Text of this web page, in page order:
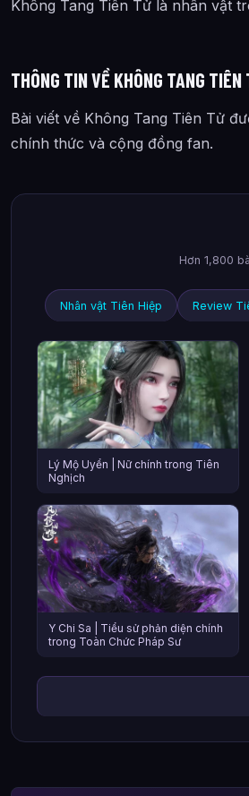
Không Tang Tiên Tử là nhân vật
THÔNG TIN VỀ KHÔNG TANG
Bài viết về Không Tang Tiên Tử
chính thức và cộng đồng fan.
Hơn 1,800
Nhân vật Tiên Hiệp Review
Lý Mộ Uyển | Nữ chính trong Tiên
Nghịch
Y Chi Sa | Tiểu sử phản diện chính
trong Toàn Chức Pháp Sư